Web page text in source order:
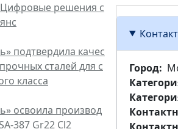
решения с
подтвердила качес
сталей для с
класса
освоила производ
387 Gr22 Cl2
Город